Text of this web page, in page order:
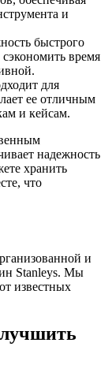
и
быстрого
время
для
ее отличным
и кейсам.
надежность
хранить
что
и
Stanleys. Мы
известных